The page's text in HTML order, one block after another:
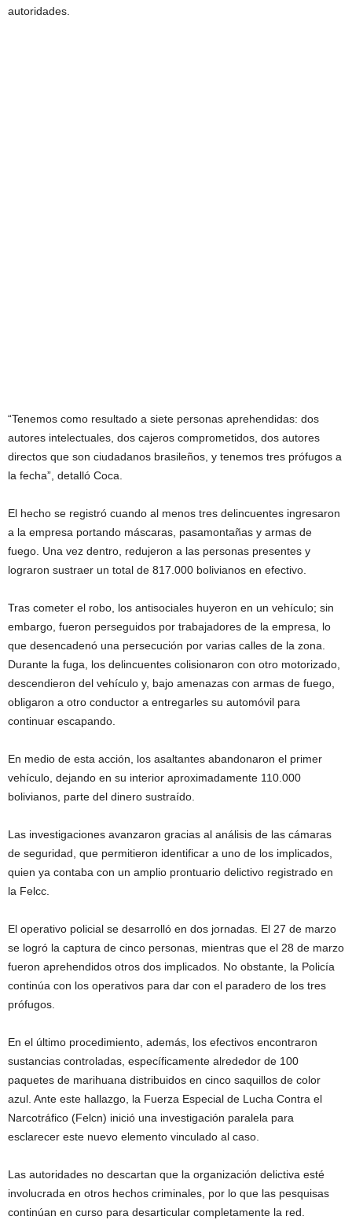
autoridades.
“Tenemos como resultado a siete personas aprehendidas: dos
autores intelectuales, dos cajeros comprometidos, dos autores
directos que son ciudadanos brasileños, y tenemos tres prófugos a
la fecha”, detalló Coca.
El hecho se registró cuando al menos tres delincuentes ingresaron
a la empresa portando máscaras, pasamontañas y armas de
fuego. Una vez dentro, redujeron a las personas presentes y
lograron sustraer un total de 817.000 bolivianos en efectivo.
Tras cometer el robo, los antisociales huyeron en un vehículo; sin
embargo, fueron perseguidos por trabajadores de la empresa, lo
que desencadenó una persecución por varias calles de la zona.
Durante la fuga, los delincuentes colisionaron con otro motorizado,
descendieron del vehículo y, bajo amenazas con armas de fuego,
obligaron a otro conductor a entregarles su automóvil para
continuar escapando.
En medio de esta acción, los asaltantes abandonaron el primer
vehículo, dejando en su interior aproximadamente 110.000
bolivianos, parte del dinero sustraído.
Las investigaciones avanzaron gracias al análisis de las cámaras
de seguridad, que permitieron identificar a uno de los implicados,
quien ya contaba con un amplio prontuario delictivo registrado en
la Felcc.
El operativo policial se desarrolló en dos jornadas. El 27 de marzo
se logró la captura de cinco personas, mientras que el 28 de marzo
fueron aprehendidos otros dos implicados. No obstante, la Policía
continúa con los operativos para dar con el paradero de los tres
prófugos.
En el último procedimiento, además, los efectivos encontraron
sustancias controladas, específicamente alrededor de 100
paquetes de marihuana distribuidos en cinco saquillos de color
azul. Ante este hallazgo, la Fuerza Especial de Lucha Contra el
Narcotráfico (Felcn) inició una investigación paralela para
esclarecer este nuevo elemento vinculado al caso.
Las autoridades no descartan que la organización delictiva esté
involucrada en otros hechos criminales, por lo que las pesquisas
continúan en curso para desarticular completamente la red.